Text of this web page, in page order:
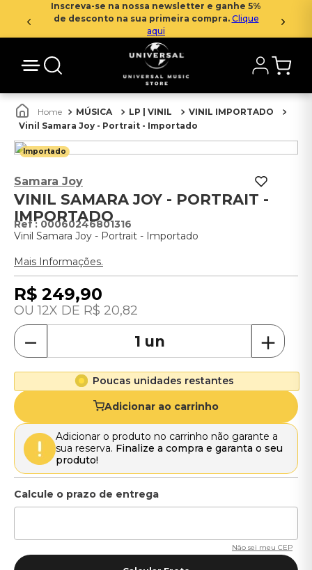
Inscreva-se na nossa newsletter e ganhe 5%
de desconto na sua primeira compra. Clique
aqui
MÚSICA LP | VINIL
VINIL IMPORTADO
Vinil Samara Joy - Portrait - Importado
Importado
Samara Joy
VINIL SAMARA JOY - PORTRAIT -
IMPORTADO
: 00060246801316
Vinil Samara Joy - Portrait - Importado
Mais Informações.
R$ 249,90
12 R$ 20,82
＋
－
Poucas unidades restantes
Adicionar ao carrinho
Adicionar o produto no carrinho não garante a
sua reserva. Finalize a compra e garanta o seu
produto!
Não sei meu CEP